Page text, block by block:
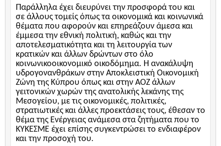
Παράλληλα έχει διευρύνει την προσφορά του και
σε άλλους τομείς όπως τα οικονομικά και κοινωνικά
θέματα που αφορούν και επηρεάζουν άμεσα και
έμμεσα την εθνική πολιτική, καθώς και την
αποτελεσματικότητα και τη λειτουργία των
κρατικών και άλλων δρώντων στο όλο
κοινωνικοοικονομικό οικοδόμημα. Η ανακάλυψη
υδρογονανθράκων στην Αποκλειστική Οικονομική
Ζώνη της Κύπρου όπως και στην ΑΟΖ άλλων
γειτονικών χωρών της ανατολικής λεκάνης της
Μεσογείου, με τις οικονομικές, πολιτικές,
στρατιωτικές και άλλες προεκτάσεις τους, έθεσαν το
θέμα της Ενέργειας ανάμεσα στα ζητήματα που το
ΚΥΚΕΣΜΕ έχει επίσης συγκεντρώσει το ενδιαφέρον
και την προσοχή του.